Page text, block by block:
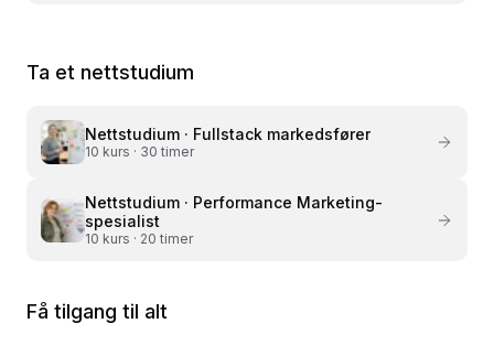
Ta et nettstudium
Nettstudium · Fullstack markedsfører
10 kurs · 30 timer
Nettstudium · Performance Marketing-
spesialist
10 kurs · 20 timer
Få tilgang til alt